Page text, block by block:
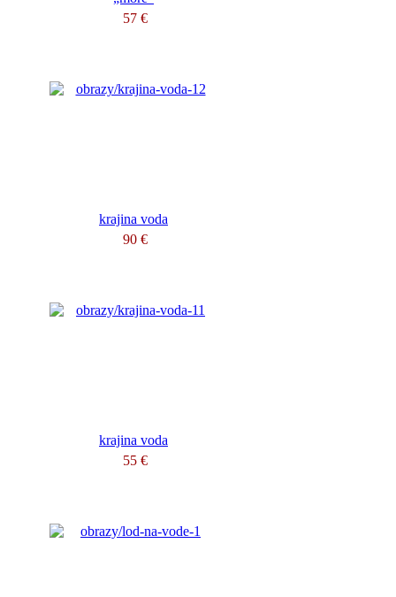
57 €
krajina voda
90 €
krajina voda
55 €